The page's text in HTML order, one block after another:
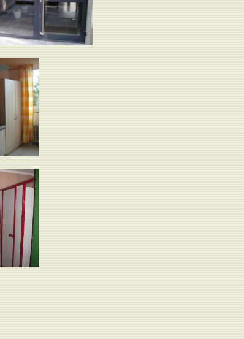
Haustüre
Beispiel Zimmer mit Küche
Beispiel Sanitärbereich